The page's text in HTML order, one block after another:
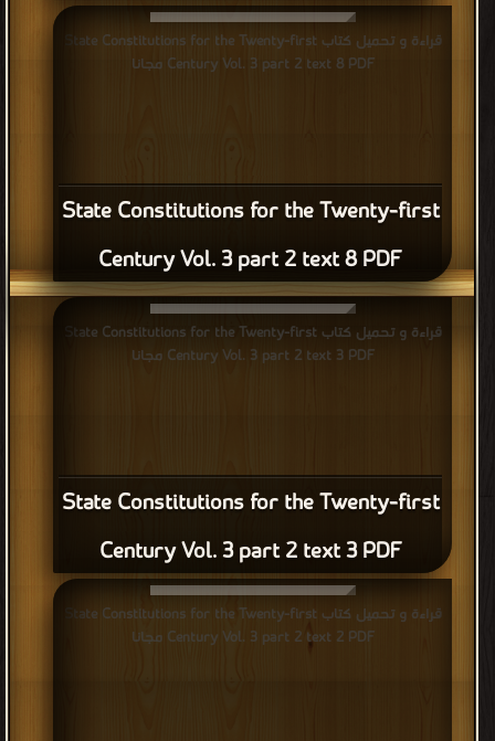
State Constitutions for the Twenty-first
Century Vol. 3 part 2 text 8 PDF
قراءة و تحميل كتاب State Constitutions for the Twenty-first
Century Vol. 3 part 2 text 8 PDF مجانا
State Constitutions for the Twenty-first
Century Vol. 3 part 2 text 3 PDF
قراءة و تحميل كتاب State Constitutions for the Twenty-first
Century Vol. 3 part 2 text 3 PDF مجانا
قراءة و تحميل كتاب State Constitutions for the Twenty-first
Century Vol. 3 part 2 text 2 PDF مجانا